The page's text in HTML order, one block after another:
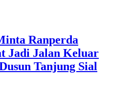
Ranperda
Jadi Jalan Keluar
Tanjung Sial